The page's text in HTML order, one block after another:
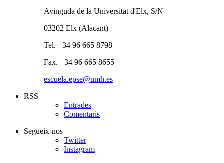
Avinguda de la Universitat d'Elx, S/N
03202 Elx (Alacant)
Tel. +34 96 665 8798
Fax. +34 96 665 8655
escuela.epse@umh.es
RSS
Entrades
Comentaris
Segueix-nos
Twitter
Instagram